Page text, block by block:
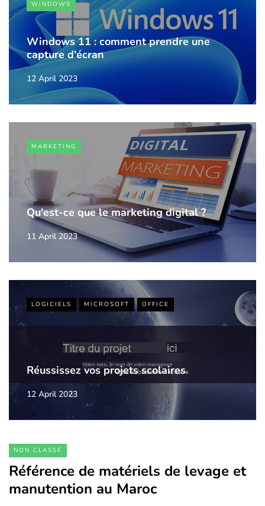
WINDOWS
Windows 11 : comment prendre une
capture d'écran
12 April 2023
MARKETING
Qu'est-ce que le marketing digital ?
11 April 2023
LOGICIELS MICROSOFT OFFICE
Réussissez vos projets scolaires
12 April 2023
NON CLASSÉ
Référence de matériels de levage et
manutention au Maroc